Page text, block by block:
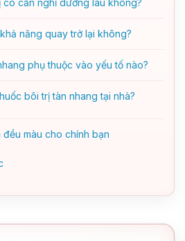
có cần nghỉ dưỡng lâu không?
năng quay trở lại không?
phụ thuộc vào yếu tố nào?
bôi trị tàn nhang tại nhà?
đều màu cho chính bạn